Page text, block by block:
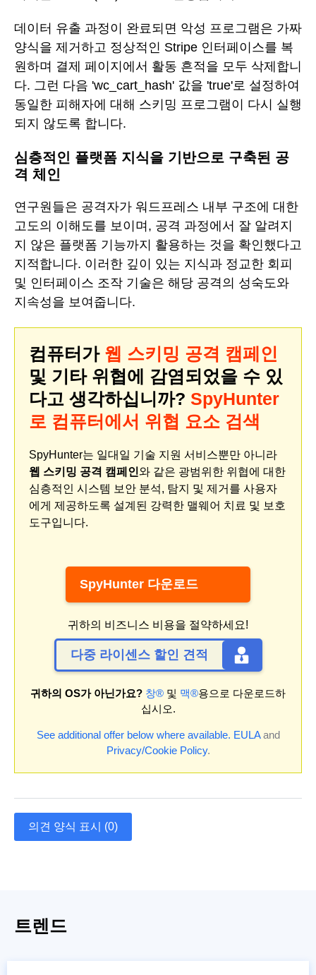
데이터 유출 과정이 완료되면 악성 프로그램은 가짜
양식을 제거하고 정상적인 Stripe 인터페이스를 복
원하며 결제 페이지에서 활동 흔적을 모두 삭제합니
다. 그런 다음 'wc_cart_hash' 값을 'true'로 설정하여
동일한 피해자에 대해 스키밍 프로그램이 다시 실행
되지 않도록 합니다.
심층적인 플랫폼 지식을 기반으로 구축된 공
격 체인
연구원들은 공격자가 워드프레스 내부 구조에 대한
고도의 이해도를 보이며, 공격 과정에서 잘 알려지
지 않은 플랫폼 기능까지 활용하는 것을 확인했다고
지적합니다. 이러한 깊이 있는 지식과 정교한 회피
및 인터페이스 조작 기술은 해당 공격의 성숙도와
지속성을 보여줍니다.
컴퓨터가 웹 스키밍 공격 캠페인
및 기타 위협에 감염되었을 수 있
다고 생각하십니까? SpyHunter
로 컴퓨터에서 위협 요소 검색
SpyHunter는 일대일 기술 지원 서비스뿐만 아니라
웹 스키밍 공격 캠페인와 같은 광범위한 위협에 대한
심층적인 시스템 보안 분석, 탐지 및 제거를 사용자
에게 제공하도록 설계된 강력한 맬웨어 치료 및 보호
도구입니다.
SpyHunter 다운로드
귀하의 비즈니스 비용을 절약하세요!
다중 라이센스 할인 견적
귀하의 OS가 아닌가요? 창® 및 맥®용으로 다운로드하
십시오.
See additional offer below where available. EULAand
Privacy/Cookie Policy.
의견 양식 표시 (0)
트렌드